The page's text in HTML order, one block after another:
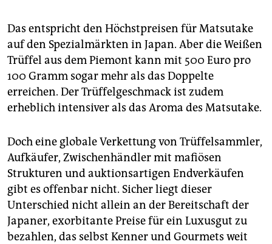
Das entspricht den Höchstpreisen für Matsutake
auf den Spezialmärkten in Japan. Aber die Weißen
Trüffel aus dem Pie­mont kann mit 500 Euro pro
100 Gramm sogar mehr als das Doppelte
erreichen. Der Trüffelgeschmack ist zudem
erheblich intensiver als das Aroma des Matsutake.
Doch eine globale Verkettung von Trüffelsammler,
Aufkäufer, Zwischenhändler mit mafiösen
Strukturen und auktionsartigen Endverkäufen
gibt es offenbar nicht. Sicher liegt dieser
Unterschied nicht allein an der Bereitschaft der
Japaner, exorbitante Preise für ein Luxusgut zu
bezahlen, das selbst Kenner und Gourmets weit